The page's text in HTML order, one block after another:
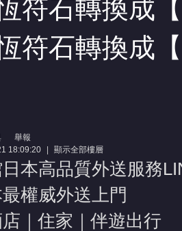
符石轉換成
符石轉換成
舉報
18:09:20 顯示全部樓層
本高品質外送服務
權威外送上門
｜住家｜伴遊出行